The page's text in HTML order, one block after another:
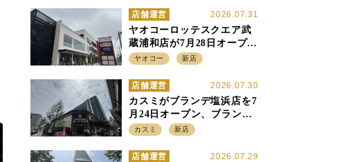
2026.07.31
店舗運営
ヤオコーロッテスクエア武
蔵浦和店が7月28日オープ
ン、至近の惣菜繁盛店・武
すみ分け
ヤオコー 新店
2026.07.30
店舗運営
カスミがブランデ塩浜店を7
月24日オープン、ブランデ5
店目は生鮮、デリカ強化の
入れ
カスミ 新店
2026.07.29
店舗運営